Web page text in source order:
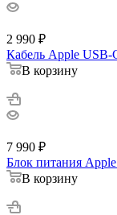
2 990 ₽
Кабель Apple USB-
В корзину
7 990 ₽
Блок питания
В корзину